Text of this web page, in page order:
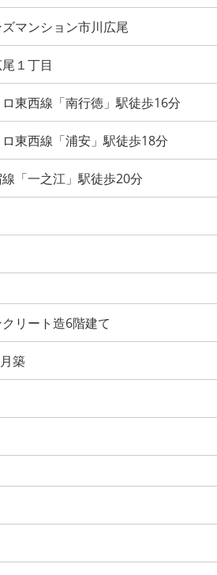
マンション市川広尾
１丁目
東西線「南行徳」駅徒歩16分
東西線「浦安」駅徒歩18分
「一之江」駅徒歩20分
リート造6階建て
築